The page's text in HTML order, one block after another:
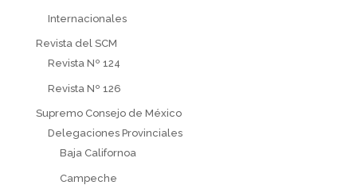
Internacionales
Revista del SCM
Revista Nº 124
Revista Nº 126
Supremo Consejo de México
Delegaciones Provinciales
Baja Californoa
Campeche